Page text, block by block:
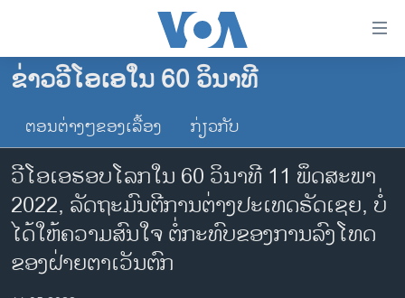
ເຂົ້າ
ຂ້າມ
ຂ້າມ
ໄປ
ຫາ
ຊອກ
ຄົ້ນ
ໂຮມເພຈ
ລາວ
ອາເມຣິກາ
ການເລືອກຕັ້ງ ປະທານາທີບໍດີ ສະຫະລັດ 2024
ຂ່າວ​ຈີນ
ໂລກ
ຂ່າວວີໂອເອໃນ 60 ວິນາທີ
ຕອນຕ່າງໆຂອງເລື້ອງ ກ່ຽວກັບ
ວີໂອເອຮອບໂລກໃນ 60 ວິນາທີ 11 ພຶດ​ສະ​ພາ
2022, ລັດຖະມົນຕີການຕ່າງປະເທດຣັດເຊຍ, ບໍ່
ໄດ້ໃຫ້ຄວາມສົນໃຈ ຕໍ່ກະທົບຂອງການລົງໂທດ
ຂອງຝ່າຍຕາເວັນຕົກ